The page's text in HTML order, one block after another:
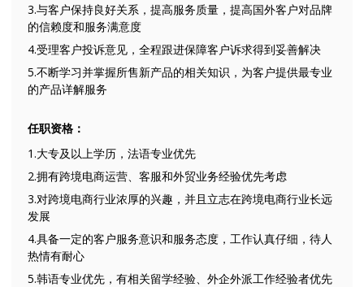
3.与客户保持良好关系，提高服务质量，提高国外客户对品牌
的信赖度和服务满意度
4.受理客户投诉意见，全程跟进保障客户诉求得到妥善解决
5.不断学习并掌握所售新产品的相关知识，为客户提供最专业
的产品详解服务
任职资格：
1.大专及以上学历，法语专业优先
2.拥有跨境电商运营、客服和外贸业务经验优先考虑
3.对跨境电商行业浓厚的兴趣，并且立志在跨境电商行业长远
发展
4.具备一定的客户服务意识和服务态度，工作认真仔细，待人
热情有耐心
5.韩语专业优先，有相关留学经验、外企外派工作经验者优先